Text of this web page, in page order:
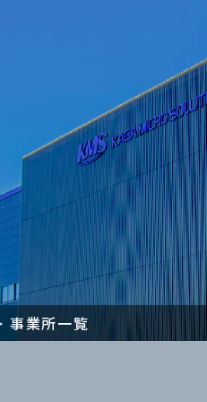
事業所一覧